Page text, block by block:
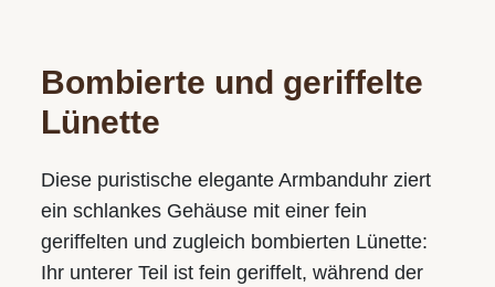
Bombierte und geriffelte
Lünette
Diese puristische elegante Armbanduhr ziert
ein schlankes Gehäuse mit einer fein
geriffelten und zugleich bombierten Lünette:
Ihr unterer Teil ist fein geriffelt, während der